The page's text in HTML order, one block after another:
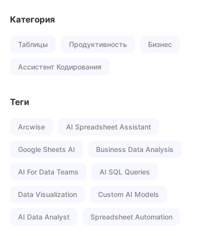
Категория
Таблицы Продуктивность Бизнес
Ассистент Кодирования
Теги
Arcwise AI Spreadsheet Assistant
Google Sheets AI Business Data Analysis
AI For Data Teams AI SQL Queries
Data Visualization Custom AI Models
AI Data Analyst Spreadsheet Automation